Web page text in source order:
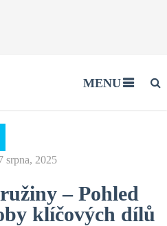
MENU
srpna, 2025
– Pohled
klíčových dílů